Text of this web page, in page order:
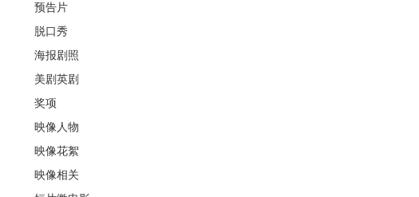
预告片
脱口秀
海报剧照
美剧英剧
奖项
映像人物
映像花絮
映像相关